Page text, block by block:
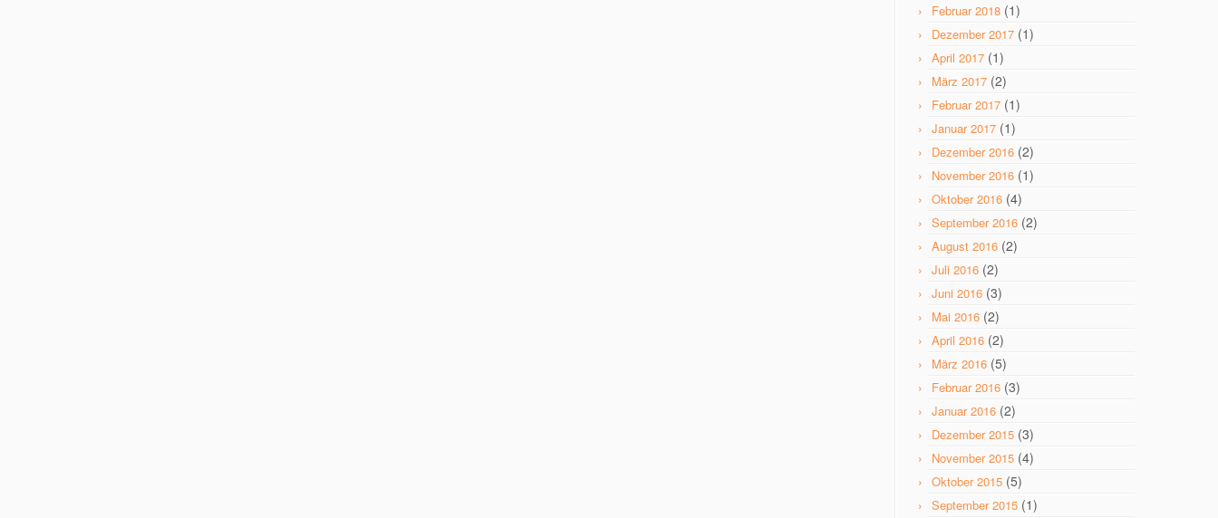
Februar 2018 (1)
Dezember 2017 (1)
April 2017 (1)
März 2017 (2)
Februar 2017 (1)
Januar 2017 (1)
Dezember 2016 (2)
November 2016 (1)
Oktober 2016 (4)
September 2016 (2)
August 2016 (2)
Juli 2016 (2)
Juni 2016 (3)
Mai 2016 (2)
April 2016 (2)
März 2016 (5)
Februar 2016 (3)
Januar 2016 (2)
Dezember 2015 (3)
November 2015 (4)
Oktober 2015 (5)
September 2015 (1)